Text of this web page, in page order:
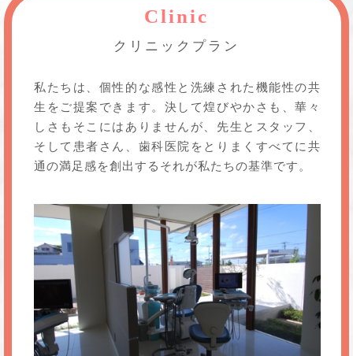
Clinic
クリニックプラン
私たちは、個性的な感性と洗練された機能性の共
生をご提案できます。決して煌びやかさも、華々
しさもそこにはありませんが、先生とスタッフ、
そして患者さん、歯科医院をとりまくすべてに共
通の満足感を創出するそれが私たちの基準です。